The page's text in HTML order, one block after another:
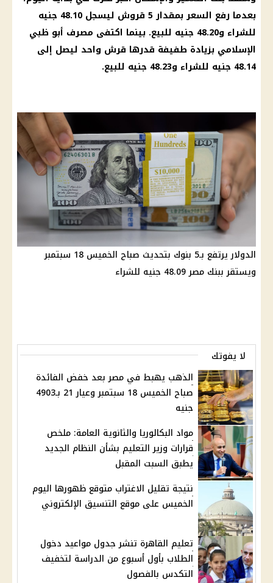
بعدما رفع السعر بمقدار 5 قروش ليسجل 48.10 جنيه
للشراء و48.20 جنيه للبيع. بينما اكتفى مصرف أبو ظبي
الإسلامي بزيادة طفيفة قدرها قرش واحد ليصل إلى
48.14 جنيه للشراء و48.23 جنيه للبيع.
الدولار يرتفع بـ5 بنوك بتحديث صباح الخميس 18 سبتمبر
ويستقر ببنك مصر 48.09 جنيه للشراء
لا يفوتك
الذهب يهبط في مصر بعد خفض الفائدة
صباح الخميس 18 سبتمبر وعيار 21 بـ4903
جنيه
مواد البكالوريا والثانوية العامة: ملخص
قرارات وزير التعليم بشأن النظام الجديد
يطبق السبت المقبل
نتيجة تقليل الاغتراب متوقع ظهورها اليوم
الخميس على موقع التنسيق الإلكتروني
تعليم القاهرة تنشر جدول مواعيد دخول
الطلاب بأول أسبوع من الدراسة لتخفيف
التكدس بالفصول